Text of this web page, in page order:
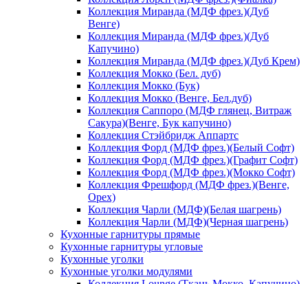
Коллекция Миранда (МДФ фрез.)(Дуб
Венге)
Коллекция Миранда (МДФ фрез.)(Дуб
Капучино)
Коллекция Миранда (МДФ фрез.)(Дуб Крем)
Коллекция Мокко (Бел. дуб)
Коллекция Мокко (Бук)
Коллекция Мокко (Венге, Бел.дуб)
Коллекция Саппоро (МДФ глянец, Витраж
Сакура)(Венге, Бук капучино)
Коллекция Стэйбридж Аппартс
Коллекция Форд (МДФ фрез.)(Белый Софт)
Коллекция Форд (МДФ фрез.)(Графит Софт)
Коллекция Форд (МДФ фрез.)(Мокко Софт)
Коллекция Фрешфорд (МДФ фрез.)(Венге,
Орех)
Коллекция Чарли (МДФ)(Белая шагрень)
Коллекция Чарли (МДФ)(Черная шагрень)
Кухонные гарнитуры прямые
Кухонные гарнитуры угловые
Кухонные уголки
Кухонные уголки модулями